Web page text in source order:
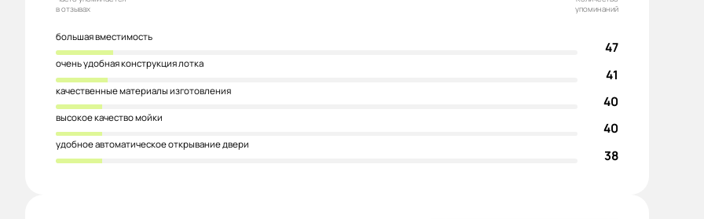
в отзывах
упоминаний
большая вместимость
47
очень удобная конструкция лотка
41
качественные материалы изготовления
40
высокое качество мойки
40
удобное автоматическое открывание двери
38